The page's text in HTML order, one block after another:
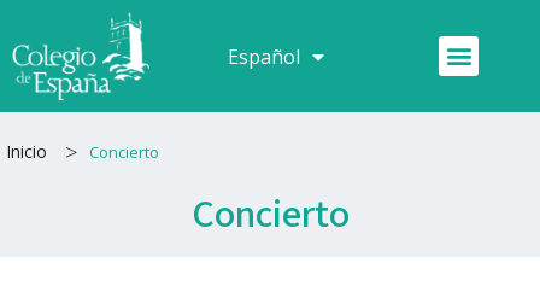
al
contenido
Español
Français Menú
Inicio > Concierto
Concierto